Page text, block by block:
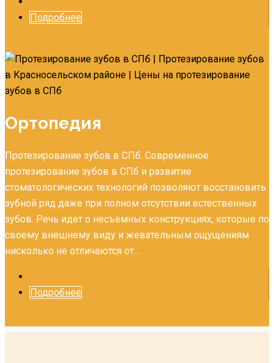
Подробнее
Ортопедия
Протезирование зубов в СПб. Современное
протезирование зубов в СПб и развитие
стоматологических технологий позволяют восстановить
зубной ряд даже при полном отсутствии естественных
зубов. Речь идет о несъемных конструкциях, которые по
своему внешнему виду и жевательным ощущениям
нисколько не отличаются от…
Подробнее